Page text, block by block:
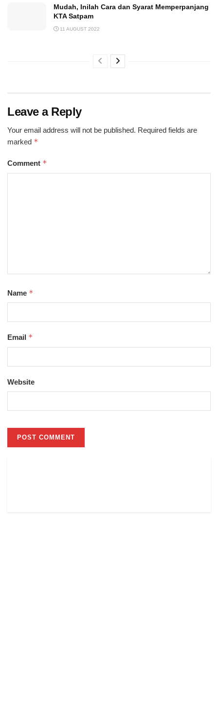
Mudah, Inilah Cara dan Syarat Memperpanjang
KTA Satpam
11 AUGUST 2022
Leave a Reply
Your email address will not be published. Required fields are
marked *
Comment *
Name *
Email *
Website